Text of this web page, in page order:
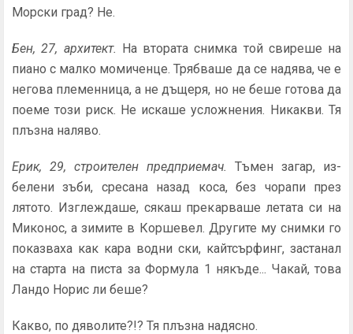
Морски град? Не.
Бен, 27, архитект. На втората снимка той свиреше на
пиано с малко момиченце. Трябваше да се надява, че е
негова племенница, а не дъщеря, но не беше готова да
поеме този риск. Не искаше усложнения. Никакви. Тя
плъзна наляво.
Ерик, 29, строителен предприемач. Тъмен загар, из­
белени зъби, сресана назад коса, без чорапи през
лятото. Изглеждаше, сякаш прекарваше летата си на
Миконос, а зимите в Коршевел. Другите му снимки го
показваха как кара водни ски, кайтсърфинг, застанал
на старта на писта за Формула 1 някъде... Чакай, това
Ландо Норис ли беше?
Какво, по дяволите?!? Тя плъзна надясно.